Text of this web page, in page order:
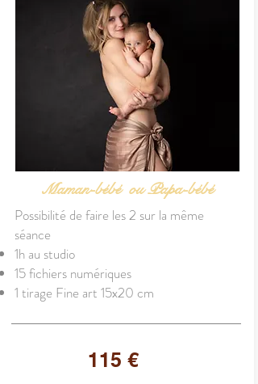
Maman-bébé ou Papa-bébé
Possibilité de faire les 2 sur la même
séance
1h au studio
15 fichiers numériques
1 tirage Fine art 15x20 cm
115 €